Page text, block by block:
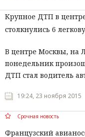
Крупное ДТП в
столкнулись 6
В центре Москвы, на
понедельник
ДТП стал водитель
19:24, 23 ноября 2015
Срочная новость
Французский